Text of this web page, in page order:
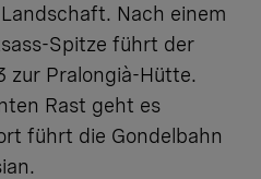
Nach einem
Spitze führt der
zur Pralongià-Hütte.
Rast geht es
führt die Gondelbahn